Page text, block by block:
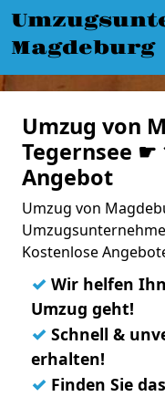
Magdeburg
Umzug von
Tegernsee ☛
Angebot
Umzug von
Kostenlose
✓ Wir helfen
Umzug geht!
✓ Schnell &
erhalten!
✓ Finden Sie